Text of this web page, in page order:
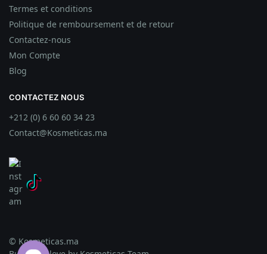
Termes et conditions
Politique de remboursement et de retour
Contactez-nous
Mon Compte
Blog
CONTACTEZ NOUS
+212 (0) 6 60 60 34 23
Contact@Kosmeticas.ma
© Kosmeticas.ma